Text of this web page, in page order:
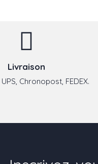
Livraison
Chronopost, FEDEX.